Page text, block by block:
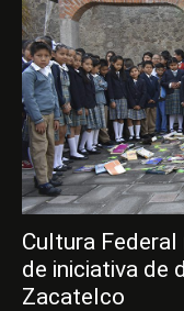
Cultura
de iniciativa de
Zacatelco